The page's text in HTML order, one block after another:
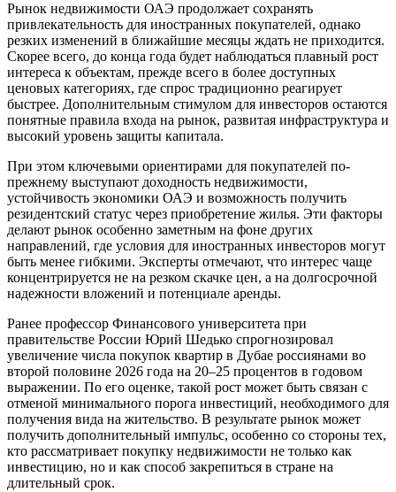
Рынок недвижимости ОАЭ продолжает сохранять
привлекательность для иностранных покупателей, однако
резких изменений в ближайшие месяцы ждать не приходится.
Скорее всего, до конца года будет наблюдаться плавный рост
интереса к объектам, прежде всего в более доступных
ценовых категориях, где спрос традиционно реагирует
быстрее. Дополнительным стимулом для инвесторов остаются
понятные правила входа на рынок, развитая инфраструктура и
высокий уровень защиты капитала.
При этом ключевыми ориентирами для покупателей по-
прежнему выступают доходность недвижимости,
устойчивость экономики ОАЭ и возможность получить
резидентский статус через приобретение жилья. Эти факторы
делают рынок особенно заметным на фоне других
направлений, где условия для иностранных инвесторов могут
быть менее гибкими. Эксперты отмечают, что интерес чаще
концентрируется не на резком скачке цен, а на долгосрочной
надежности вложений и потенциале аренды.
Ранее профессор Финансового университета при
правительстве России Юрий Шедько спрогнозировал
увеличение числа покупок квартир в Дубае россиянами во
второй половине 2026 года на 20–25 процентов в годовом
выражении. По его оценке, такой рост может быть связан с
отменой минимального порога инвестиций, необходимого для
получения вида на жительство. В результате рынок может
получить дополнительный импульс, особенно со стороны тех,
кто рассматривает покупку недвижимости не только как
инвестицию, но и как способ закрепиться в стране на
длительный срок.